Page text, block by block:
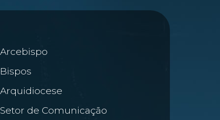
Arcebispo
Bispos
Arquidiocese
Setor de Comunicação